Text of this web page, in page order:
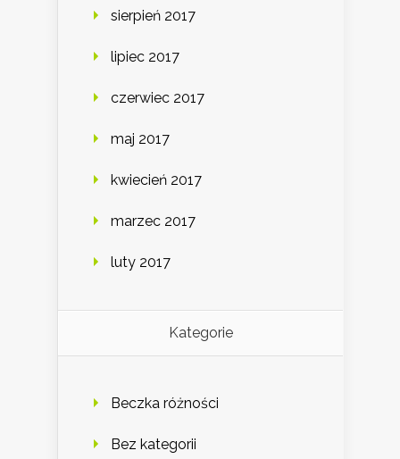
sierpień 2017
lipiec 2017
czerwiec 2017
maj 2017
kwiecień 2017
marzec 2017
luty 2017
Kategorie
Beczka różności
Bez kategorii